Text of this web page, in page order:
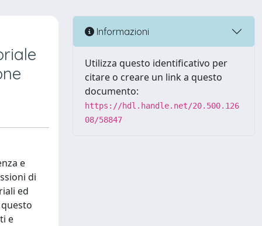
e
di
ed
e
Informazioni
Utilizza questo identificativo per
citare o creare un link a questo
documento:
https://hdl.handle.net/20.500.126
08/58847